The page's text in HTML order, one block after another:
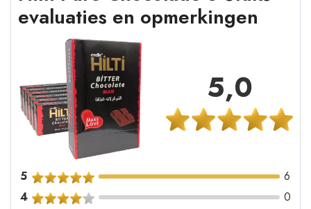
evaluaties en opmerkingen
5,0
5
6
4
0